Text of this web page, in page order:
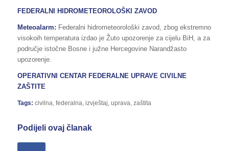
FEDERALNI HIDROMETEOROLOŠKI ZAVOD
Meteoalarm: Federalni hidrometeorološki zavod, zbog ekstremno
visokoih temperatura izdao je Žuto upozorenje za cijelu BiH, a za
područje istočne Bosne i južne Hercegovine Narandžasto
upozorenje.
OPERATIVNI CENTAR FEDERALNE UPRAVE CIVILNE
ZAŠTITE
Tags: civilna federalna izvještaj uprava zaštita
Podijeli ovaj članak